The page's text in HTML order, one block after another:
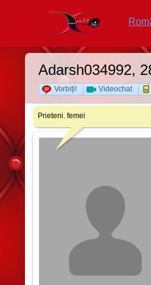
Adarsh034992,
Vorbiți! Videochat
Prieteni. femei